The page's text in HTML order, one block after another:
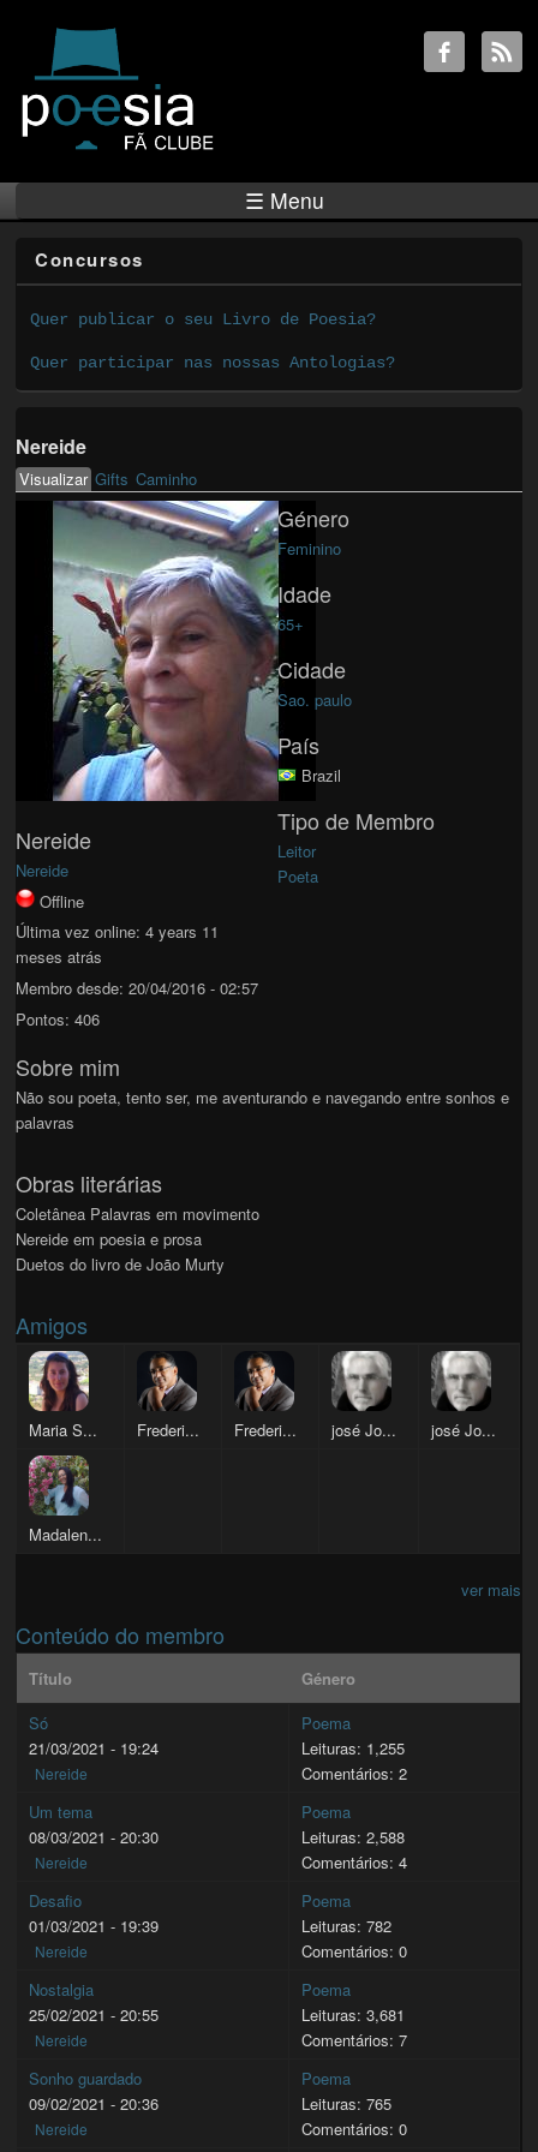
☰ Menu
Concursos
Quer publicar o seu Livro de Poesia?
Quer participar nas nossas Antologias?
Nereide
Primary tabs
Visualizar(active tab)
Gifts Caminho
Nereide
Nereide
Offline
Última vez online: 4 years 11
meses atrás
Membro desde: 20/04/2016 - 02:57
Pontos: 406
Género
Feminino
Idade
65+
Cidade
Sao. paulo
País
Brazil
Tipo de Membro
Leitor
Poeta
Sobre mim
Não sou poeta, tento ser, me aventurando e navegando entre sonhos e
palavras
Obras literárias
Coletânea Palavras em movimento
Nereide em poesia e prosa
Duetos do livro de João Murty
Amigos
Maria S... Frederi... Frederi... josé Jo... josé Jo...
Madalen...
ver mais
Conteúdo do membro
Título
Género
Só
21/03/2021 - 19:24
Nereide
Poema
Leituras: 1,255
Comentários: 2
Um tema
08/03/2021 - 20:30
Nereide
Poema
Leituras: 2,588
Comentários: 4
Desafio
01/03/2021 - 19:39
Nereide
Poema
Leituras: 782
Comentários: 0
Nostalgia
25/02/2021 - 20:55
Nereide
Poema
Leituras: 3,681
Comentários: 7
Sonho guardado
09/02/2021 - 20:36
Nereide
Poema
Leituras: 765
Comentários: 0